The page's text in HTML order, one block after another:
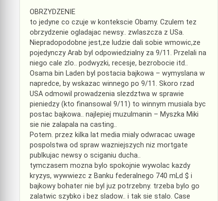
OBRZYDZENIE
to jedyne co czuje w kontekscie Obamy. Czulem tez
obrzydzenie ogladajac newsy.. zwlaszcza z USa.
Niepradopodobne jest,ze ludzie dali sobie wmowic,ze
pojedynczy Arab byl odpowiedzialny za 9/11. Przelali na
niego cale zlo.. podwyzki, recesje, bezrobocie itd..
Osama bin Laden byl postacia bajkowa – wymyslana w
napredce, by wskazac winnego po 9/11. Skoro rzad
USA odmowil prowadzenia slezdztwa w sprawie
pieniedzy (kto finansowal 9/11) to winnym musiala byc
postac bajkowa.. najlepiej muzulmanin – Myszka Miki
sie nie zalapala na casting..
Potem. przez kilka lat media mialy odwracac uwage
pospolstwa od spraw wazniejszych niz mortgate
publkujac newsy o sciganiu ducha..
tymczasem mozna bylo spokojnie wywolac kazdy
kryzys, wywwiezc z Banku federalnego 740 mLd $ i
bajkowy bohater nie byl juz potrzebny. trzeba bylo go
zalatwic szybko i bez sladow.. i tak sie stalo. Case